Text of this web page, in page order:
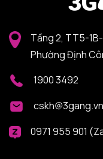
Tầng 2, TT5-
Phường Định
1900 3492
cskh@3gang.vn
0971 955 901